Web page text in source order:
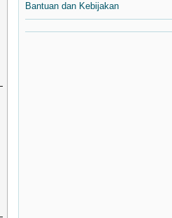
Bantuan dan Kebijakan